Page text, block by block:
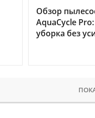
Обзор
AquaCycle
уборка без